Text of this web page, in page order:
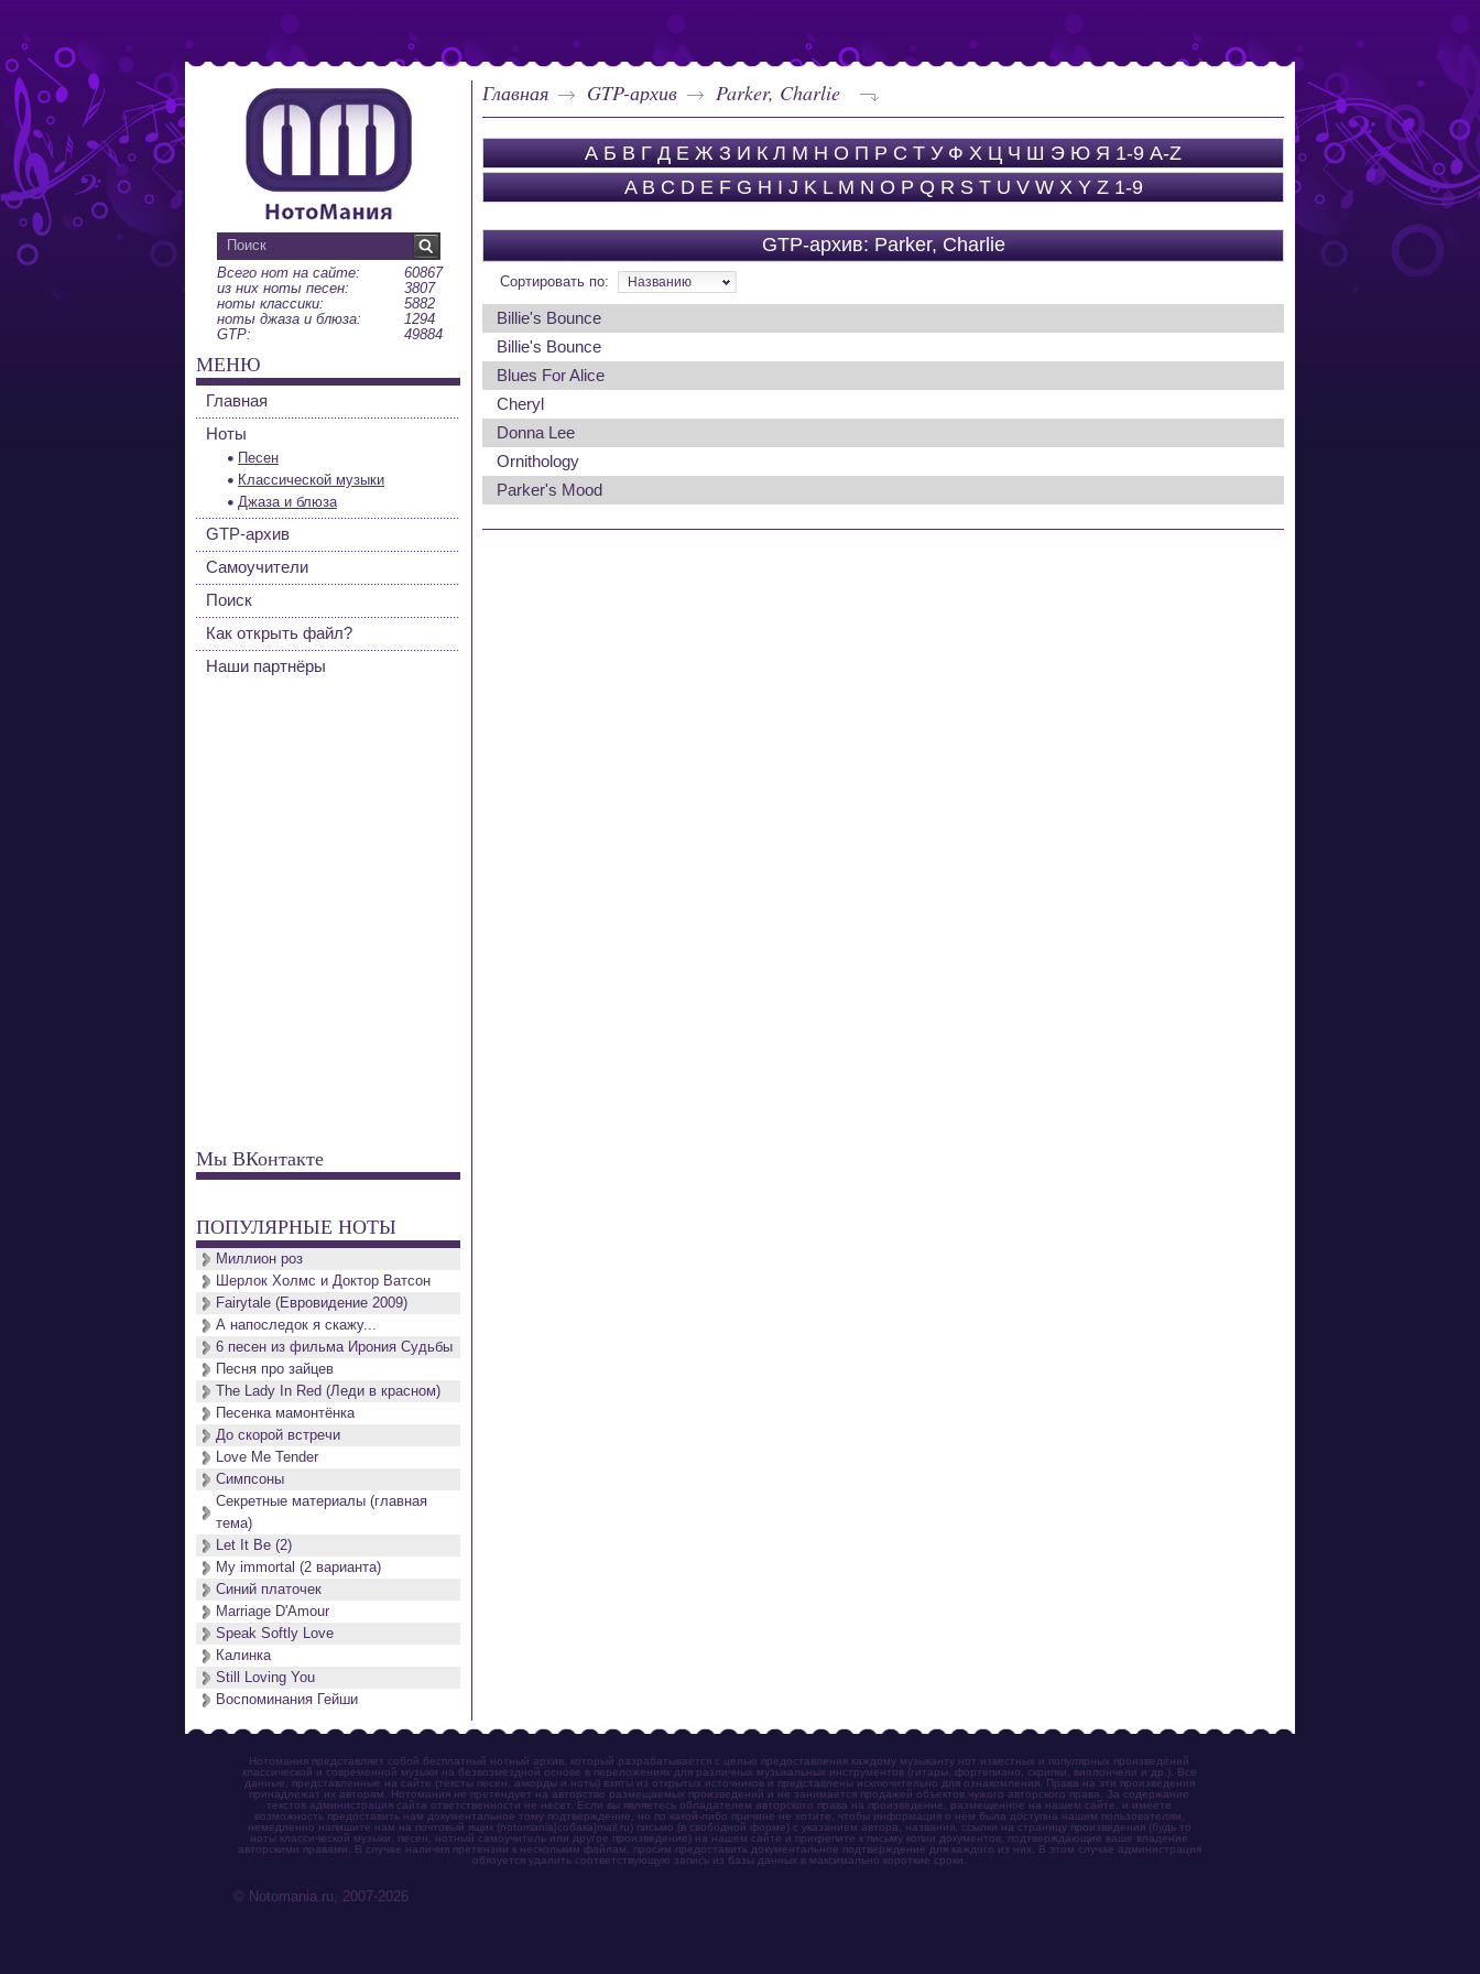
Главная GTP-архив Parker, Charlie
А Б В Г Д Е Ж З И К Л М Н О П Р С Т У Ф Х Ц Ч Ш Э Ю Я 1-9 A-Z
A B C D E F G H I J K L M N O P Q R S T U V W X Y Z 1-9
GTP-архив: Parker, Charlie
Сортировать по: Названию
Billie's Bounce
Billie's Bounce
Blues For Alice
Cheryl
Donna Lee
Ornithology
Parker's Mood
Всего нот на сайте:
60867
из них ноты песен:
3807
ноты классики:
5882
ноты джаза и блюза:
1294
GTP:
49884
МЕНЮ
Главная
Ноты
Песен
Классической музыки
Джаза и блюза
GTP-архив
Самоучители
Поиск
Как открыть файл?
Наши партнёры
Мы ВКонтакте
ПОПУЛЯРНЫЕ НОТЫ
Миллион роз
Шерлок Холмс и Доктор Ватсон
Fairytale (Евровидение 2009)
А напоследок я скажу...
6 песен из фильма Ирония Судьбы
Песня про зайцев
The Lady In Red (Леди в красном)
Песенка мамонтёнка
До скорой встречи
Love Me Tender
Симпсоны
Секретные материалы (главная
тема)
Let It Be (2)
My immortal (2 варианта)
Синий платочек
Marriage D'Amour
Speak Softly Love
Калинка
Still Loving You
Воспоминания Гейши
Нотомания представляет собой бесплатный нотный архив, который разрабатывается с целью предоставления каждому музыканту нот известных и популярных произведений
классической и современной музыки на безвозмездной основе в переложениях для различных музыкальных инструментов (гитары, фортепиано, скрипки, виолончели и др.). Все
данные, представленные на сайте (тексты песен, аккорды и ноты) взяты из открытых источников и представлены исключительно для ознакомления. Права на эти произведения
принадлежат их авторам. Нотомания не претендует на авторство размещаемых произведений и не занимается продажей объектов чужого авторского права. За содержание
текстов администрация сайта ответственности не несет. Если вы являетесь обладателем авторского права на произведение, размещенное на нашем сайте, и имеете
возможность предоставить нам документальное тому подтверждение, но по какой-либо причине не хотите, чтобы информация о нём была доступна нашим пользователям,
немедленно напишите нам на почтовый ящик (notomania[собака]mail.ru) письмо (в свободной форме) с указанием автора, названия, ссылки на страницу произведения (будь то
ноты классической музыки, песен, нотный самоучитель или другое произведение) на нашем сайте и прикрепите к письму копии документов, подтверждающие ваше владение
авторскими правами. В случае наличия претензии к нескольким файлам, просим предоставить документальное подтверждение для каждого из них. В этом случае администрация
обязуется удалить соответствующую запись из базы данных в максимально короткие сроки.
© Notomania.ru, 2007-2026